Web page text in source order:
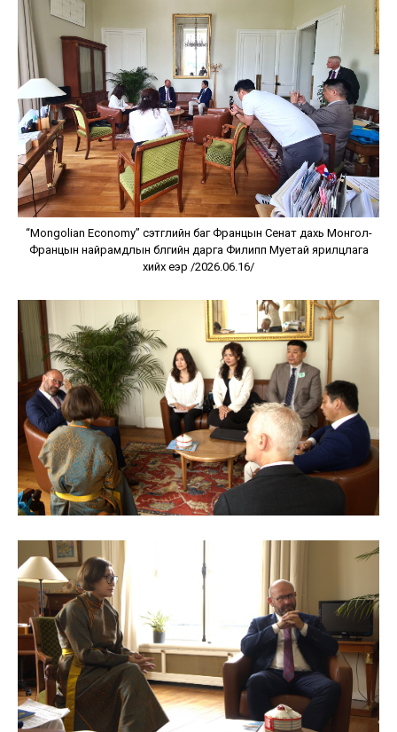
“Mongolian Economy” сэтгүүлийн баг Францын Сенат дахь Монгол-
Францын найрамдлын бүлгийн дарга Филипп Муетай ярилцлага
хийх үеэр /2026.06.16/